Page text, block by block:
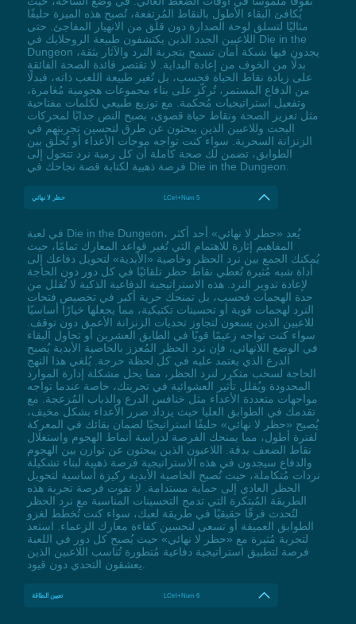
يُكافئ البقاء الأطول بالنقاط المُرتفعة، تُصبح هذه الميزة حليفًا
مثاليًا لتسلق لوحة الصدارة دون قلق من الانهيار المفاجئ. حتى
اللاعبين الجدد الذين يكتشفون طبيعة الروجلايك في Die in the
Dungeon يجدون فيها شبكة أمان تسمح بتجربة النرد والآثار بثقة،
بدلًا من الخوف من إعادة البداية. لا تقتصر فائدة الصحة الفائقة
على زيادة نقاط الحياة فحسب، بل تُغير طبيعة اللعب ذاته، فبدلًا
من الدفاع المستمر، تُركّز على بناء مجموعات هجومية مُغامرة،
وتفعيل استراتيجيات مُحكمة. مع توزيع طبيعي لكلمات مفتاحية
مثل تعزيز الصحة ونقاط حياة قصوى، يصبح النص جذابًا لمحركات
البحث وللاعبين الذين يبحثون عن طرق لتحسين تجربتهم في
الزنزانة السحرية. سواء كنت تواجه موجات الأعداء أو تُحلّق بين
الطوابق، تضمن لك صحة كاملة أن كل رمية نرد تتحول إلى
فرصة ذهبية لكتابة قصة نجاحك في Die in the Dungeon.
حظر لا نهائي LCtrl+Num 5
في لعبة Die in the Dungeon، يُعد «حظر لا نهائي» أحد أكثر
المفاهيم إثارة للاهتمام التي تُغير قواعد المعارك تمامًا، حيث
يُمكنك الجمع بين نرد الحظر وخاصية «الأبدية» لتحويل دفاعك إلى
أداة شبه مُثيرة تُعطي نقاط حظر تلقائيًا في كل دور دون الحاجة
لإعادة تدوير النرد. هذه الاستراتيجية الدفاعية الذكية لا تُقلل من
حدة الهجمات فحسب، بل تمنحك حرية أكبر في تخصيص فتحات
النرد لهجمات قوية أو تحسينات تكتيكية، مما يجعلها خيارًا أساسيًا
للاعبين الذين يسعون لتجاوز تحديات الزنزانة الأعمق دون توقف.
سواء كنت تواجه زعيمًا قويًا في الطابق العشرين أو تحاول البقاء
في الوضع اللانهائي، فإن نرد الحظر المُعزز بالخاصية الأبدية يُصبح
الدرع الذي يعتمد عليه في كل لحظة حرجة. يُلغي هذا النهج
الحاجة لسحب متكرر لنرد الحظر، مما يحل مشكلة إدارة الموارد
المحدودة ويُقلل تأثير العشوائية في تجربتك، خاصة عندما تواجه
مواجهات متعددة الأعداء مثل خنافس الدرع والذباب المُزعجة. مع
تقدمك في الطوابق العليا حيث يزداد ضرر الأعداء بشكل مخيف،
يُصبح «حظر لا نهائي» حليفًا استراتيجيًا لضمان بقائك في المعركة
لفترة أطول، مما يمنحك الفرصة لدراسة أنماط الهجوم واستغلال
نقاط الضعف بدقة. اللاعبون الذين يبحثون عن توازن بين الهجوم
والدفاع سيجدون في هذه الاستراتيجية فرصة ذهبية لبناء تشكيلة
نردات مُتكاملة، حيث تُصبح الخاصية الأبدية ركيزة أساسية لتحويل
الحظر العادي إلى حماية مستدامة. لا تفوت فرصة تجربة هذه
الطريقة المُبتكرة التي تدمج التحسينات المناسبة مع نرد الحظر
لتُحدث فرقًا حقيقيًا في طريقة لعبك، سواء كنت تُخطط لغزو
الطوابق العميقة أو تسعى لتحسين كفاءة معارك الزعماء. استعد
لتجربة مُثيرة مع «حظر لا نهائي» حيث يُصبح كل دور في اللعبة
فرصة لتطبيق استراتيجية دفاعية مُتطورة تُناسب اللاعبين الذين
يعشقون التحدي دون قيود.
تعيين الطاقة LCtrl+Num 6